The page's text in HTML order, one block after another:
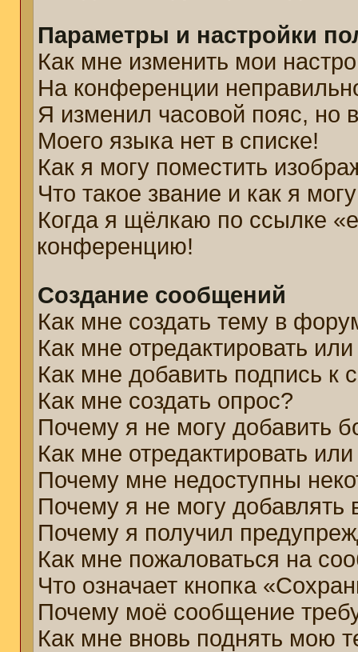
Параметры и настройки
Как мне изменить мои
На конференции
Я изменил часовой пояс, но
Моего языка нет в списке!
Как я могу поместить
Что такое звание и как я
Когда я щёлкаю по ссылке
конференцию!
Создание сообщений
Как мне создать тему в
Как мне отредактировать
Как мне добавить подпись
Как мне создать опрос?
Почему я не могу добавить
Как мне отредактировать
Почему мне недоступны
Почему я не могу добавлять
Почему я получил
Как мне пожаловаться на
Что означает кнопка
Почему моё сообщение
Как мне вновь поднять мою